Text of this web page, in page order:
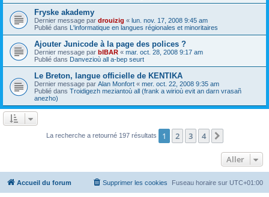
Fryske akademy
Dernier message par drouizig « lun. nov. 17, 2008 9:45 am
Publié dans L'informatique en langues régionales et minoritaires
Ajouter Junicode à la page des polices ?
Dernier message par bIBAR « mar. oct. 28, 2008 9:17 am
Publié dans Danvezioù all a-bep seurt
Le Breton, langue officielle de KENTIKA
Dernier message par Alan Monfort « mer. oct. 22, 2008 9:35 am
Publié dans Troidigezh meziantoù all (frank a wirioù evit an darn vrasañ
anezho)
La recherche a retourné 197 résultats 1 2 3 4
Aller
Accueil du forum Fuseau horaire sur UTC+01:00
Supprimer les cookies